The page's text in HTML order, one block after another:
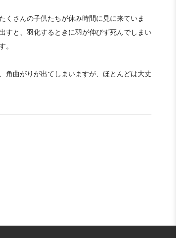
くさんの子供たちが休み時間に見に来ていま
すと、羽化するときに羽が伸びず死んでしまい
。
角曲がりが出てしまいますが、ほとんどは大丈